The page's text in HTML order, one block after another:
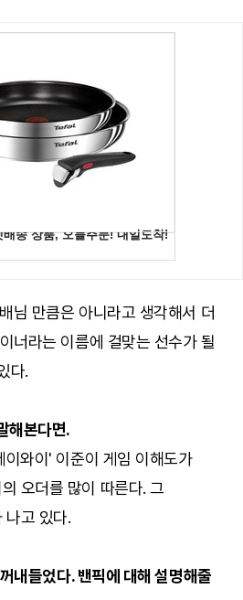
님 만큼은 아니라고 생각해서 더
너라는 이름에 걸맞는 선수가 될
다.
해본다면.
와이' 이준이 게임 이해도가
오더를 많이 따른다. 그
나고 있다.
내들었다. 밴픽에 대해 설명해줄